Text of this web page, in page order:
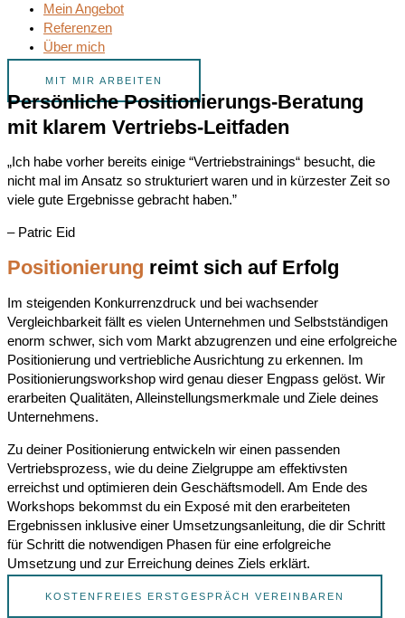
Mein Angebot
Referenzen
Über mich
MIT MIR ARBEITEN
Persönliche Positionierungs-Beratung
mit klarem Vertriebs-Leitfaden
„Ich habe vorher bereits einige “Vertriebstrainings“ besucht, die
nicht mal im Ansatz so strukturiert waren und in kürzester Zeit so
viele gute Ergebnisse gebracht haben.”
– Patric Eid
Positionierung reimt sich auf Erfolg
Im steigenden Konkurrenzdruck und bei wachsender
Vergleichbarkeit fällt es vielen Unternehmen und Selbstständigen
enorm schwer, sich vom Markt abzugrenzen und eine erfolgreiche
Positionierung und vertriebliche Ausrichtung zu erkennen. Im
Positionierungsworkshop wird genau dieser Engpass gelöst. Wir
erarbeiten Qualitäten, Alleinstellungsmerkmale und Ziele deines
Unternehmens.
Zu deiner Positionierung entwickeln wir einen passenden
Vertriebsprozess, wie du deine Zielgruppe am effektivsten
erreichst und optimieren dein Geschäftsmodell. Am Ende des
Workshops bekommst du ein Exposé mit den erarbeiteten
Ergebnissen inklusive einer Umsetzungsanleitung, die dir Schritt
für Schritt die notwendigen Phasen für eine erfolgreiche
Umsetzung und zur Erreichung deines Ziels erklärt.
KOSTENFREIES ERSTGESPRÄCH VEREINBAREN